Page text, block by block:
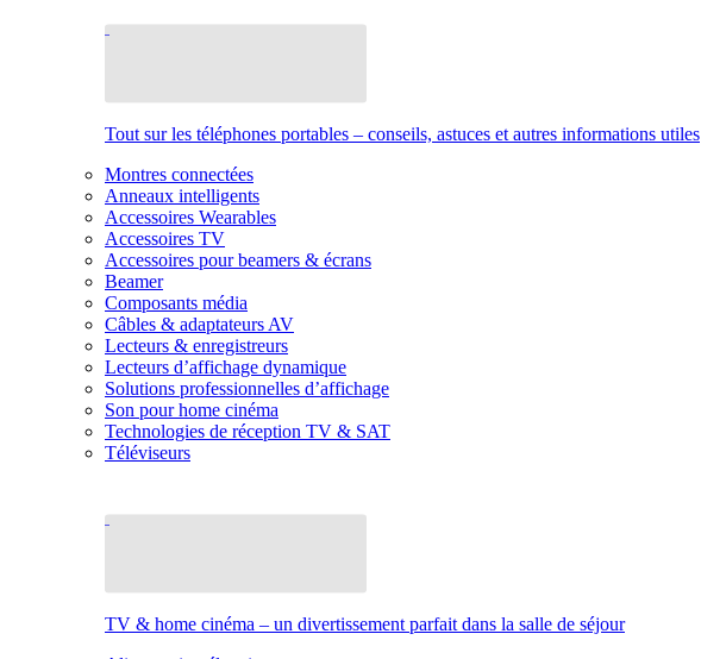
Tout sur les téléphones portables – conseils, astuces et autres informations utiles
Montres connectées
Anneaux intelligents
Accessoires Wearables
Accessoires TV
Accessoires pour beamers & écrans
Beamer
Composants média
Câbles & adaptateurs AV
Lecteurs & enregistreurs
Lecteurs d’affichage dynamique
Solutions professionnelles d’affichage
Son pour home cinéma
Technologies de réception TV & SAT
Téléviseurs
TV & home cinéma – un divertissement parfait dans la salle de séjour